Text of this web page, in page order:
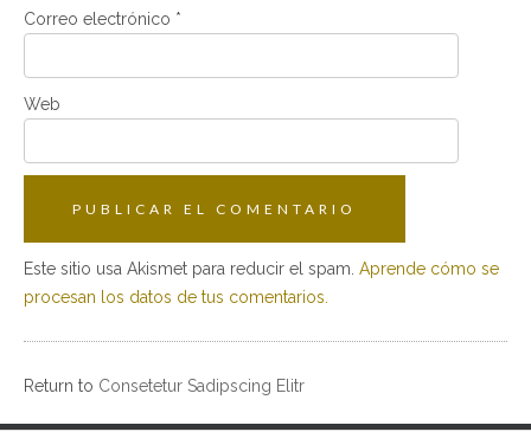
Correo electrónico *
Web
Este sitio usa Akismet para reducir el spam. Aprende cómo se
procesan los datos de tus comentarios.
Return to Consetetur Sadipscing Elitr